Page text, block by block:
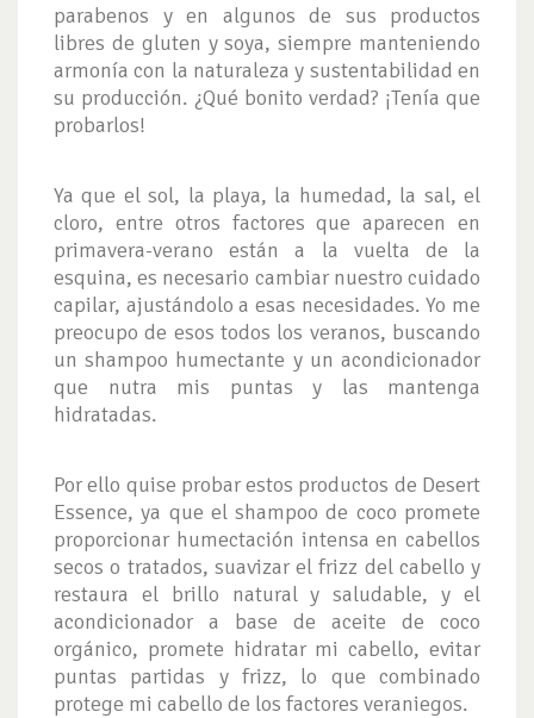
parabenos y en algunos de sus productos
libres de gluten y soya, siempre manteniendo
armonía con la naturaleza y sustentabilidad en
su producción. ¿Qué bonito verdad? ¡Tenía que
probarlos!
Ya que el sol, la playa, la humedad, la sal, el
cloro, entre otros factores que aparecen en
primavera-verano están a la vuelta de la
esquina, es necesario cambiar nuestro cuidado
capilar, ajustándolo a esas necesidades. Yo me
preocupo de esos todos los veranos, buscando
un shampoo humectante y un acondicionador
que nutra mis puntas y las mantenga
hidratadas.
Por ello quise probar estos productos de Desert
Essence, ya que el shampoo de coco promete
proporcionar humectación intensa en cabellos
secos o tratados, suavizar el frizz del cabello y
restaura el brillo natural y saludable, y el
acondicionador a base de aceite de coco
orgánico, promete hidratar mi cabello, evitar
puntas partidas y frizz, lo que combinado
protege mi cabello de los factores veraniegos.